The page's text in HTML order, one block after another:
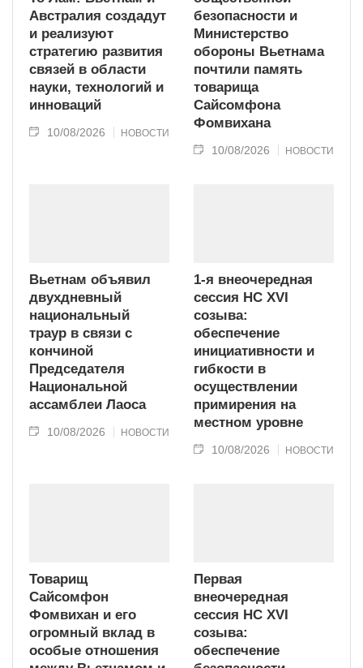
Австралия создадут
и реализуют
стратегию развития
связей в области
науки, технологий и
инноваций
10/08/2026 НОВОСТИ
безопасности и
Министерство
обороны Вьетнама
почтили память
товарища
Сайсомфона
Фомвихана
10/08/2026 НОВОСТИ
Вьетнам объявил
двухдневный
национальный
траур в связи с
кончиной
Председателя
Национальной
ассамблеи Лаоса
10/08/2026 НОВОСТИ
1-я внеочередная
сессия НС XVI
созыва:
обеспечение
инициативности и
гибкости в
осуществлении
примирения на
местном уровне
10/08/2026 НОВОСТИ
Товарищ
Сайсомфон
Фомвихан и его
огромный вклад в
особые отношения
Первая
внеочередная
сессия НС XVI
созыва:
обеспечение